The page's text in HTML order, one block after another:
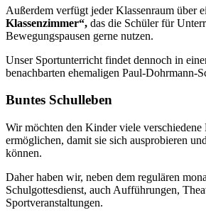
Außerdem verfügt jeder Klassenraum über
Klassenzimmer“, das die Schüler für
Bewegungspausen gerne nutzen.
Unser Sportunterricht findet dennoch in
benachbarten ehemaligen Paul-Dohrmann-
Buntes Schulleben
Wir möchten den Kinder viele verschiedene
ermöglichen, damit sie sich ausprobieren
können.
Daher haben wir, neben dem regulären
Schulgottesdienst, auch Aufführungen,
Sportveranstaltungen.